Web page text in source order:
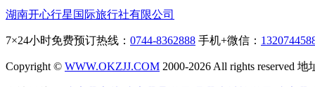
湖南开心行星国际旅行社有限公司
7×24小时免费预订热线： 0744-8362888 手机+微信：
Copyright © WWW.OKZJJ.COM 2000-2026 All rights reserved